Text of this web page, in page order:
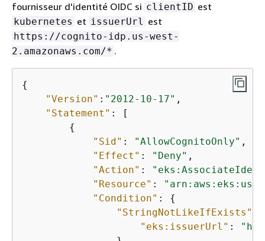
fournisseur d'identité OIDC si clientID est
kubernetes et issuerUrl est
https://cognito-idp.us-west-
2.amazonaws.com/* .
{
"Version" : "2012-10-17" ,
"Statement" : [
{
"Sid" : "AllowCognitoOnly" ,
"Effect" : "Deny" ,
"Action" :
"Resource" :
"arn:aws:eks:us-
"Condition" : {
"StringNotLikeIfExists"
"eks:issuerUrl" :